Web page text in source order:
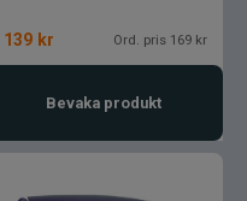
139 kr Ord. pris 169 kr
Bevaka produkt